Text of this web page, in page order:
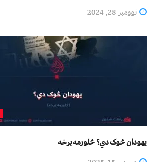
نوومبر 28, 2024
یهودان څوک دي؟ څلورمه برخه